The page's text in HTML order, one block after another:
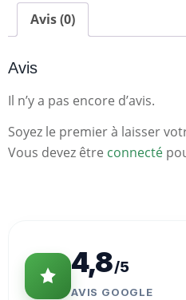
Avis (0)
Avis
Il n’y a pas encore d’avis.
Soyez le premier à laisser
Vous devez être connecté
4,8/5
AVIS GOOGLE